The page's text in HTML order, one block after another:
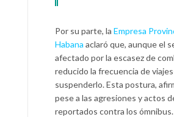
Por su parte, la Empresa
Habana aclaró que, aunque el
afectado por la escasez de
reducido la frecuencia de
suspenderlo. Esta postura,
pese a las agresiones y actos
reportados contra los ómnibus.